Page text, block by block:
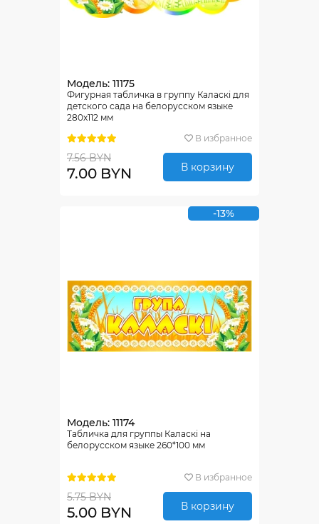
Модель: 11175
Фигурная табличка в группу Каласкi для
детского сада на белорусском языке
280х112 мм
В избранное
7.56 BYN
7.00 BYN В корзину
-13%
Модель: 11174
Табличка для группы Каласкi на
белорусском языке 260*100 мм
В избранное
5.75 BYN
5.00 BYN В корзину